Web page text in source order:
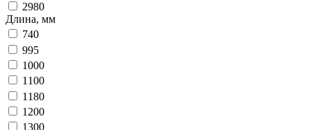
2980
Длина, мм
740
995
1000
1100
1180
1200
1300